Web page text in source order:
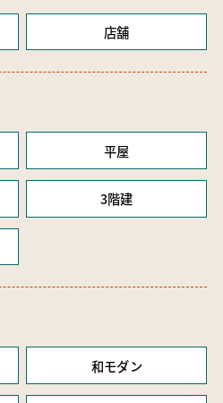
店舗
平屋
3階建
和モダン